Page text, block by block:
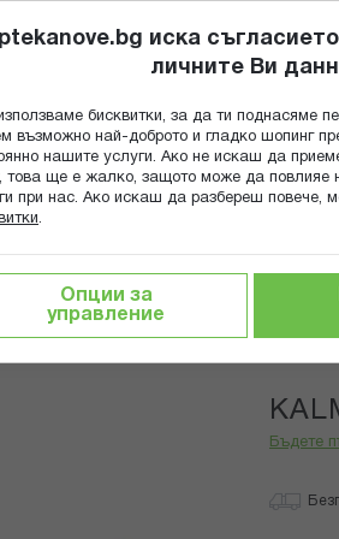
ГРИЖА ЗА МАЙКАТА И ДЕТЕТО
Бъдете
иска
личните Ви
бисквитки, за да ти поднасяме
възможно най-доброто и гладко шопинг
нашите услуги. Ако не искаш да
това ще е жалко, защото може да повлияе
при нас. Ако искаш да разбереш повече,
.
Опции за
управление